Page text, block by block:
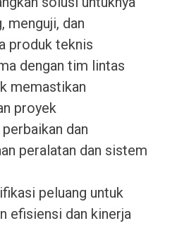
menguji, dan
produk teknis
dengan tim lintas
memastikan
proyek
dan
peralatan dan sistem
peluang untuk
efisiensi dan kinerja